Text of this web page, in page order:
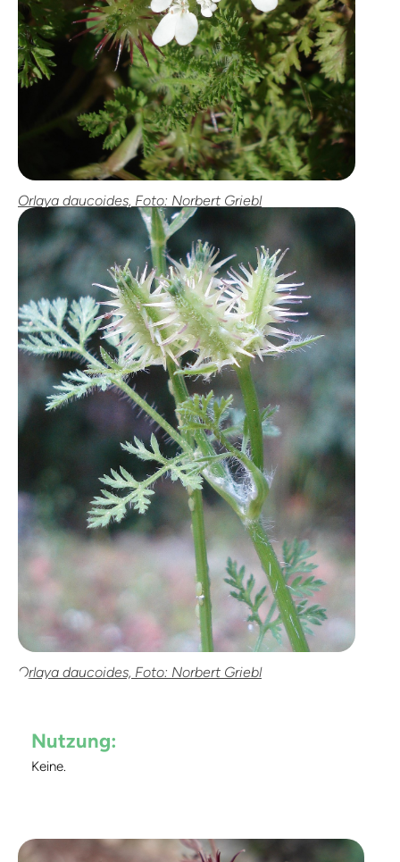
Orlaya daucoides, Foto: Norbert Griebl
Orlaya daucoides, Foto: Norbert Griebl
Nutzung:
Keine.